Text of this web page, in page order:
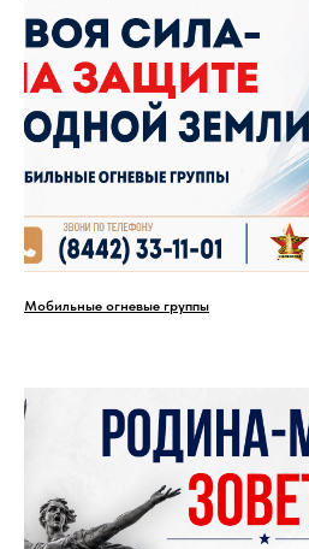
Мобильные огневые группы